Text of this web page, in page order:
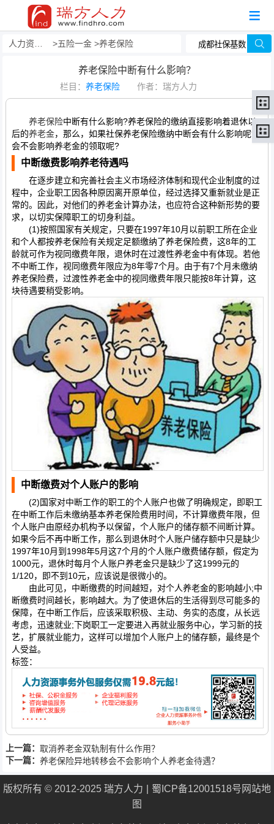
五险一金 养老保险
养老保险中断有什么影响？
栏目： 养老保险 作者：瑞方人力
养老保险中断有什么影响?养老保险的缴纳直接影响着退休以
后的养老金，那么，如果社保养老保险缴纳中断会有什么影响呢?
会不会影响养老金的领取呢?
中断缴费影响养老待遇吗
在逐步建立和完善社会主义市场经济体制和现代企业制度的过
程中，企业职工因各种原因离开原单位，经过选择又重新就业是正
常的。因此，对他们的养老金计算办法，也应符合这种新形势的要
求，以切实保障职工的切身利益。
(1)按照国家有关规定，只要在1997年10月以前职工所在企业
和个人都按养老保险有关规定足额缴纳了养老保险费，这8年的工
龄就可作为视同缴费年限，退休时在过渡性养老金中有体现。若他
不中断工作，视同缴费年限应为8年零7个月。由于有7个月未缴纳
养老保险费，过渡性养老金中的视同缴费年限只能按8年计算，这
块待遇要稍受影响。
中断缴费对个人账户的影响
(2)国家对中断工作的职工的个人账户也做了明确规定，即职工
在中断工作后未缴纳基本养老保险费用时间，不计算缴费年限，但
个人账户由原经办机构予以保留，个人账户的储存额不间断计算。
如果今后不再中断工作，那么到退休时个人账户储存额中只是缺少
1997年10月到1998年5月这7个月的个人账户缴费储存额，假定为
1000元，退休时每月个人账户养老金只是缺少了这1999元的
1/120，即不到10元，应该说是很微小的。
由此可见，中断缴费的时间越短，对个人养老金的影响越小;中
断缴费时间越长，影响越大。为了使退休后的生活得到尽可能多的
保障，在中断工作后，应该采取积极、主动、务实的态度，从长远
考虑，迅速就业;下岗职工一定要进入再就业服务中心，学习新的技
艺，扩展就业能力，这样可以增加个人账户上的储存额，最终是个
人受益。
标签：
上一篇： 取消养老金双轨制有什么作用？
下一篇： 养老保险异地转移会不会影响个人养老金待遇？
版权所有 © 2012-2025 瑞方人力 蜀ICP备12001518号 网站地
图